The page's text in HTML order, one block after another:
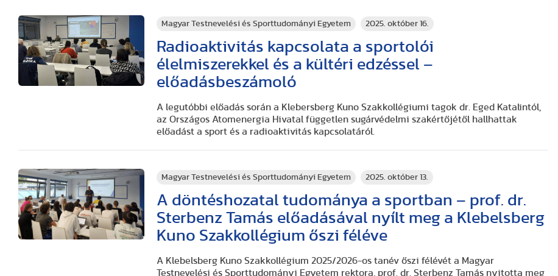
Magyar Testnevelési és Sporttudományi Egyetem 2025. október 16.
Radioaktivitás kapcsolata a sportolói
élelmiszerekkel és a kültéri edzéssel –
előadásbeszámoló
A legutóbbi előadás során a Klebersberg Kuno Szakkollégiumi tagok dr. Eged Katalintól,
az Országos Atomenergia Hivatal független sugárvédelmi szakértőjétől hallhattak
előadást a sport és a radioaktivitás kapcsolatáról.
Magyar Testnevelési és Sporttudományi Egyetem 2025. október 13.
A döntéshozatal tudománya a sportban – prof. dr.
Sterbenz Tamás előadásával nyílt meg a Klebelsberg
Kuno Szakkollégium őszi féléve
A Klebelsberg Kuno Szakkollégium 2025/2026-os tanév őszi félévét a Magyar
Testnevelési és Sporttudományi Egyetem rektora, prof. dr. Sterbenz Tamás nyitotta meg